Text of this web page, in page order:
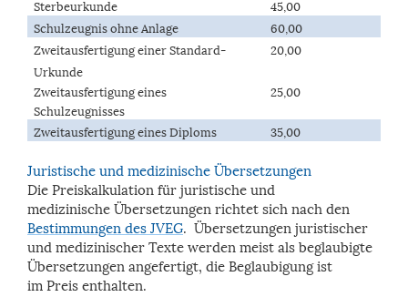
Sterbeurkunde
45,00
Schulzeugnis ohne Anlage
60,00
Zweitausfertigung einer Standard-
Urkunde
20,00
Zweitausfertigung eines
Schulzeugnisses
25,00
Zweitausfertigung eines Diploms 35,00
Juristische und medizinischeÜbersetzungen
Die Preiskalkulation für juristische und
medizinische Übersetzungen richtet sich nach den
Bestimmungen des JVEG. Übersetzungen juristischer
und medizinischer Texte werden meist als beglaubigte
Übersetzungen angefertigt, die Beglaubigung ist
im Preis enthalten.